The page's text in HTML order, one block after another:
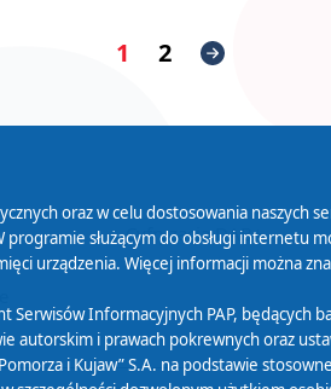
1 2
Cyfryzacja DAB+
oraz w celu dostosowania naszych
służącym do obsługi internetu
urządzenia. Więcej informacji można
Informacyjnych PAP, będących
autorskim i prawach pokrewnych oraz
i Kujaw” S.A. na podstawie